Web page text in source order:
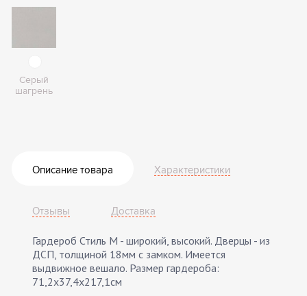
Серый
шагрень
Описание товара Характеристики
Отзывы Доставка
Гардероб Стиль М - широкий, высокий. Дверцы - из
ДСП, толщиной 18мм с замком. Имеется
выдвижное вешало. Размер гардероба:
71,2х37,4х217,1см